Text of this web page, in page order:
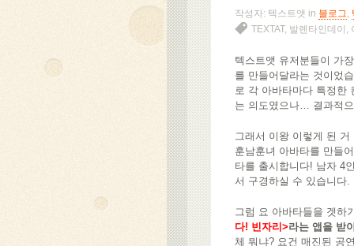
작성자: 텍스트앳 in 블로그,
TEXTAT, 발렌타인데이 ,
텍스트앳 유저분들이 가
를 만들어달라는 것이었
로 각 아바타마다 특정한
는 의도였으나… 결과적
그래서 이왕 이렇게 된
훈남훈녀 아바타를 만들
타를 출시합니다! 남자 4
서 구경하실 수 있습니다.
그럼 요 아바타들을 겟하
다! 빈자리>라는 앱을 받
체 뭐냐? 요건 매진된 공